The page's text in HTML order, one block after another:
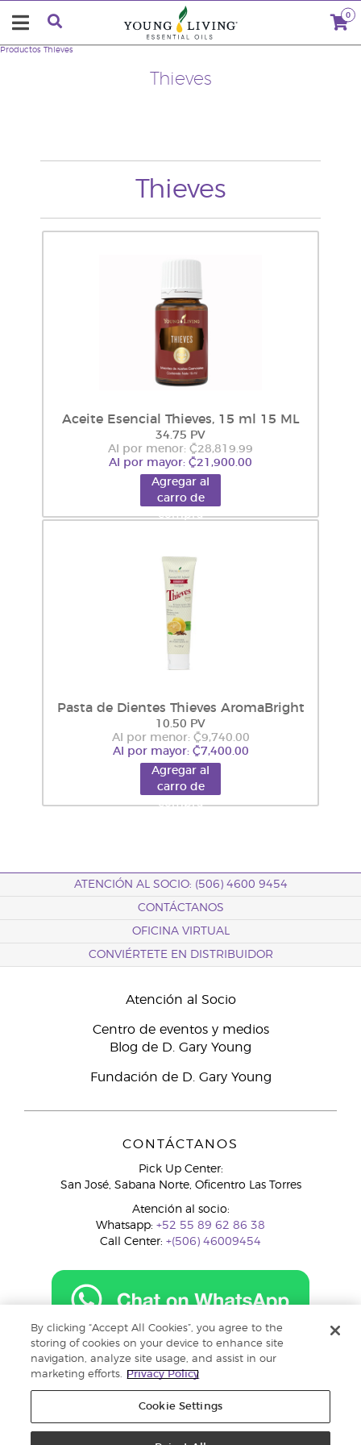
0
Thieves
Productos Thieves
Thieves
Aceite Esencial Thieves, 15 ml 15 ML
34.75 PV
Al por menor: ₡28,819.99
Al por mayor: ₡21,900.00
Agregar al
carro de
compra
Pasta de Dientes Thieves AromaBright
10.50 PV
Al por menor: ₡9,740.00
Al por mayor: ₡7,400.00
Agregar al
carro de
compra
ATENCIÓN AL SOCIO: (506) 4600 9454
CONTÁCTANOS
OFICINA VIRTUAL
CONVIÉRTETE EN DISTRIBUIDOR
Atención al Socio
Centro de eventos y medios
Blog de D. Gary Young
Fundación de D. Gary Young
CONTÁCTANOS
Pick Up Center:
San José, Sabana Norte, Oficentro Las Torres
Atención al socio:
Whatsapp: +52 55 89 62 86 38
Call Center: +(506) 46009454
costarica@youngliving.com
By clicking “Accept All Cookies”, you agree to the
storing of cookies on your device to enhance site
navigation, analyze site usage, and assist in our
marketing efforts.
Privacy Policy
Cookie Settings